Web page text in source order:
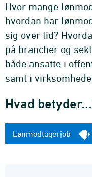
Hvor mange
hvordan har
sig over tid?
på brancher og
både ansatte i
samt i
Hvad
Lønmodtagerjob